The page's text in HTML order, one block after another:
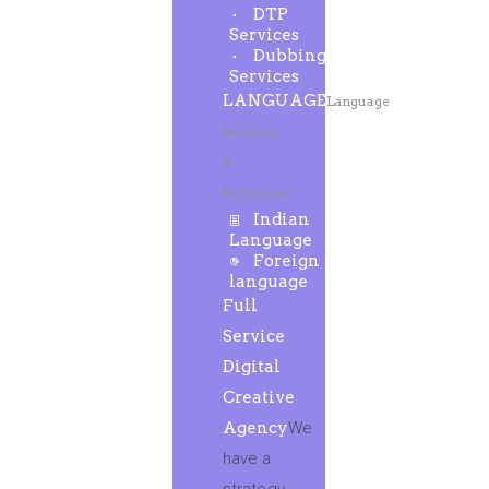
DTP
Services
Dubbing
Services
LANGUAGELanguage
Services
&
Solutions
Indian
Language
Foreign
language
Full
Service
Digital
Creative
AgencyWe
have a